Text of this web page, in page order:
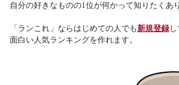
自分の好きなものの1位が何かって知りたくあ
「ランこれ」ならはじめての人でも新規登録し
面白い人気ランキングを作れます。